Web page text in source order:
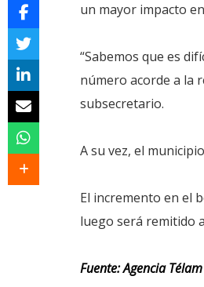
un mayor impacto
“Sabemos que es
número acorde a la
subsecretario.
A su vez, el
El incremento en el
luego será remitido
Fuente: Agencia Télam